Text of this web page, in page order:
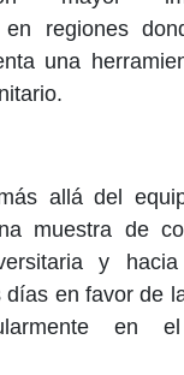
en regiones
una
allá del
muestra de
y
en favor de
en